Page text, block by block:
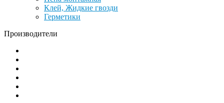
Клей, Жидкие гвозди
Герметики
Производители